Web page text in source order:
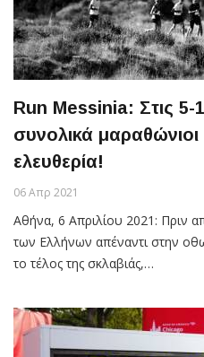
Run Messinia: Στις 5-
συνολικά
ελευθερία!
06 Απρ 2021
Αθήνα, 6 Απριλίου 2021: Πριν
των Ελλήνων απέναντι στην
το τέλος της σκλαβιάς,…